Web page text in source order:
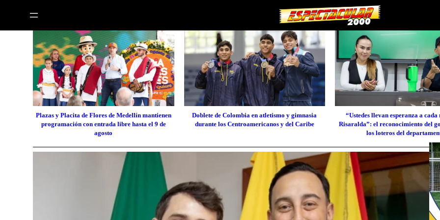
Plazas y Placita de Flores de Medellín mantienen
programación con entrada libre hasta el 9 de
agosto
Doblete de Colombia en atletismo y gimnasia
durante los Centroamericanos y del Caribe
“Ustedes llevan esperanza a
Risaralda”: el reconocimiento del
los loteros del